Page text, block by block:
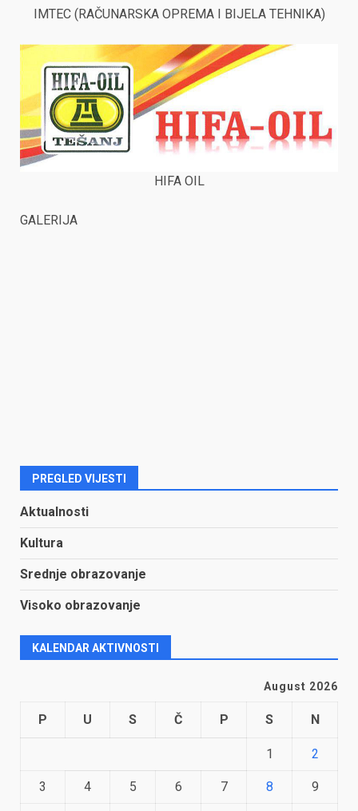
IMTEC (RAČUNARSKA OPREMA I BIJELA TEHNIKA)
HIFA OIL
GALERIJA
PREGLED VIJESTI
Aktualnosti
Kultura
Srednje obrazovanje
Visoko obrazovanje
KALENDAR AKTIVNOSTI
August 2026
P U S Č P S N
1 2
3 4 5 6 7 8 9